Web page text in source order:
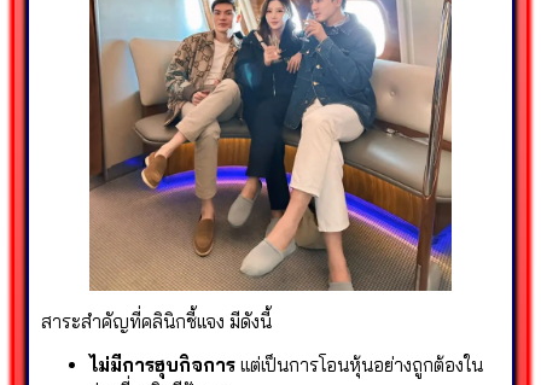
สาระสำคัญที่คลินิกชี้แจง มีดังนี้
ไม่มีการฮุบกิจการ แต่เป็นการโอนหุ้นอย่างถูกต้องใน